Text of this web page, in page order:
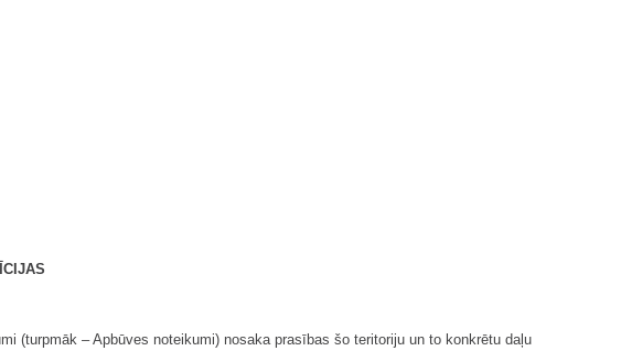
(turpmāk – Apbūves noteikumi) nosaka prasības šo teritoriju un to konkrētu daļu